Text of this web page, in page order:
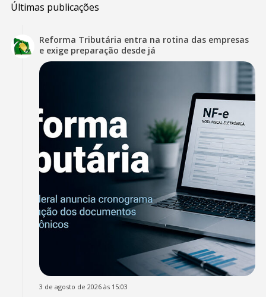
Últimas publicações
Reforma Tributária entra na rotina das empresas
e exige preparação desde já
3 de agosto de 2026 às 15:03